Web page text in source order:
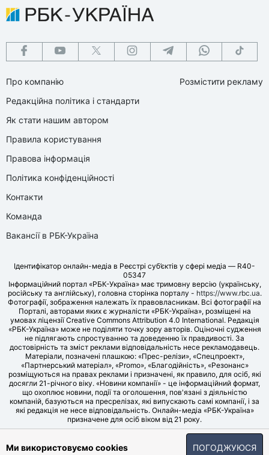
Про компанію
Редакційна політика і стандарти
Як стати нашим автором
Правила користування
Правова інформація
Політика конфіденційності
Контакти
Команда
Вакансії в РБК-Україна
Розмістити рекламу
Ідентифікатор онлайн-медіа в Реєстрі суб’єктів у сфері медіа — R40-
05347
Інформаційний портал «РБК-Україна» має тримовну версію (українську,
російську та англійську), головна сторінка порталу - https://www.rbc.ua.
Фотографії, зображення належать їх правовласникам. Всі фотографії на
Порталі, авторами яких є журналісти «РБК-Україна», розміщені на
умовах ліцензії Creative Commons Attribution 4.0 International. Редакція
«РБК-Україна» може не поділяти точку зору авторів. Оціночні судження
не підлягають спростуванню та доведенню їх правдивості. За
достовірність та зміст реклами відповідальність несе рекламодавець.
Матеріали, позначені плашкою: «Прес-релізи», «Спецпроект»,
«Партнерський матеріал», «Promo», «Благодійність», «Резонанс»
розміщуються на правах реклами і призначені, як правило, для осіб, які
досягли 21-річного віку. «Новини компанії» - це інформаційний формат,
що охоплює новини, події та оголошення, пов'язані з діяльністю
компаній, базуються на пресрелізах, які випускають самі компанії, і за
які редакція не несе відповідальність. Онлайн-медіа «РБК-Україна»
призначене для осіб віком від 21 року.
© LLC «UBT MEDIA», 2006-2026.
Ми використовуємо cookies ПОГОДЖУЮСЯ